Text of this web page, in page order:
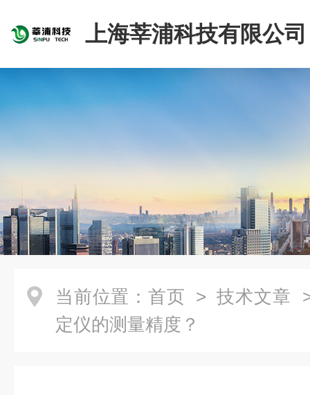
上海莘浦科技有限公司
当前位置： 首页 > 技术文章
定仪的测量精度？